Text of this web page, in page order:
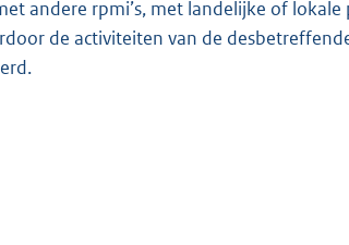
andere rpmi’s, met landelijke of lokale
de activiteiten van de